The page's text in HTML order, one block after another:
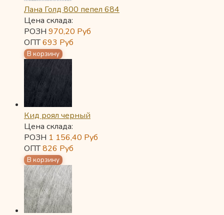
Лана Голд 800 пепел 684
Цена склада:
РОЗН 970,20 Руб
ОПТ693 Руб
Кид роял черный
Цена склада:
РОЗН 1 156,40 Руб
ОПТ826 Руб